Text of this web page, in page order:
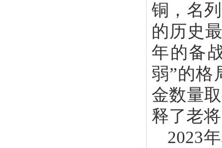
铜，名
的历史
年的备
弱”的格
金数量
释了老
2023